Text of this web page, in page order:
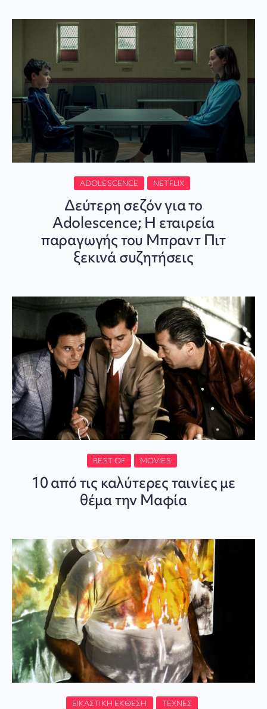
ADOLESCENCE NETFLIX
Δεύτερη σεζόν για το
Adolescence; Η εταιρεία
παραγωγής του Μπραντ Πιτ
ξεκινά συζητήσεις
BEST OF MOVIES
10 από τις καλύτερες ταινίες με
θέμα την Μαφία
ΕΙΚΑΣΤΙΚΉ ΈΚΘΕΣΗ ΤΈΧΝΕΣ